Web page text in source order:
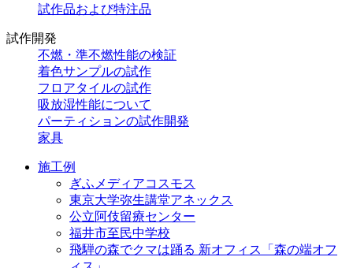
試作品および特注品
試作開発
不燃・準不燃性能の検証
着色サンプルの試作
フロアタイルの試作
吸放湿性能について
パーティションの試作開発
家具
施工例
ぎふメディアコスモス
東京大学弥生講堂アネックス
公立阿伎留療センター
福井市至民中学校
飛騨の森でクマは踊る 新オフィス「森の端オフ